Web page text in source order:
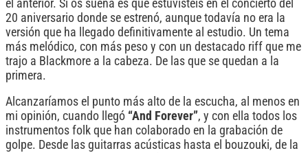
el anterior. Si os suena es que estuvisteis en el concierto del
20 aniversario donde se estrenó, aunque todavía no era la
versión que ha llegado definitivamente al estudio. Un tema
más melódico, con más peso y con un destacado riff que me
trajo a Blackmore a la cabeza. De las que se quedan a la
primera.
Alcanzaríamos el punto más alto de la escucha, al menos en
mi opinión, cuando llegó “And Forever”, y con ella todos los
instrumentos folk que han colaborado en la grabación de
golpe. Desde las guitarras acústicas hasta el bouzouki, de la